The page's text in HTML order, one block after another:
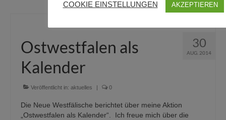
30
AUG. 2014
Ostwestfalen als
Kalender
Veröffentlicht in: aktuelles 0
Die Neue Westfälische berichtet über meine Aktion
„Ostwestfalen als Kalender“. Ich freue mich über die
COOKIE EINSTELLUNGEN AKZEPTIEREN